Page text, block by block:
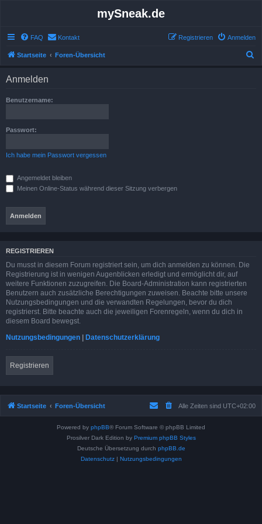
mySneak.de
FAQ Kontakt Anmelden
Registrieren
Startseite Foren-Übersicht
Anmelden
Benutzername:
Passwort:
Ich habe mein Passwort vergessen
Angemeldet bleiben
Meinen Online-Status während dieser Sitzung verbergen
REGISTRIEREN
Du musst in diesem Forum registriert sein, um dich anmelden zu können. Die
Registrierung ist in wenigen Augenblicken erledigt und ermöglicht dir, auf
weitere Funktionen zuzugreifen. Die Board-Administration kann registrierten
Benutzern auch zusätzliche Berechtigungen zuweisen. Beachte bitte unsere
Nutzungsbedingungen und die verwandten Regelungen, bevor du dich
registrierst. Bitte beachte auch die jeweiligen Forenregeln, wenn du dich in
diesem Board bewegst.
Nutzungsbedingungen | Datenschutzerklärung
Registrieren
Startseite Foren-Übersicht Alle Zeiten sind UTC+02:00
Powered by phpBB® Forum Software © phpBB Limited
Prosilver Dark Edition by Premium phpBB Styles
Deutsche Übersetzung durch phpBB.de
Datenschutz| Nutzungsbedingungen